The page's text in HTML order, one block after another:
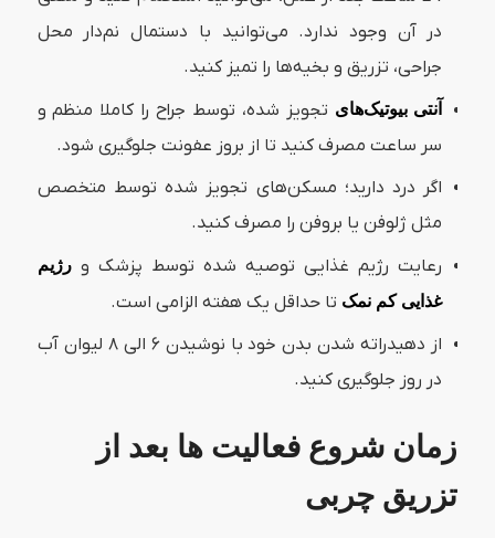
در آن وجود ندارد. می‌توانید با دستمال نم‌دار محل
جراحی، تزریق و بخیه‌ها را تمیز کنید.
آنتی بیوتیک‌های تجویز شده، توسط جراح را کاملا منظم و
سر ساعت مصرف کنید تا از بروز عفونت جلوگیری شود.
اگر درد دارید؛ مسکن‌های تجویز شده توسط متخصص
مثل ژلوفن یا بروفن را مصرف کنید.
رعایت رژیم غذایی توصیه شده توسط پزشک ورژیم
غذایی کم نمک تا حداقل یک هفته الزامی است.
از دهیدراته شدن بدن خود با نوشیدن ۶ الی ۸ لیوان آب
در روز جلوگیری کنید.
زمان شروع فعالیت ها بعد از
تزریق چربی